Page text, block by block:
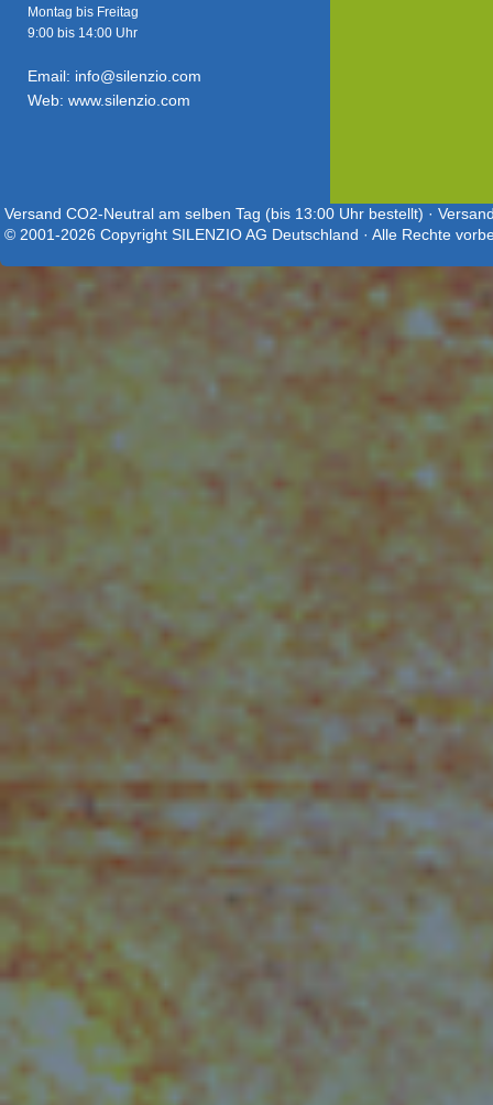
Montag bis Freitag
9:00 bis 14:00 Uhr
Email: info@silenzio.com
Web: www.silenzio.com
Versand CO2-Neutral am selben Tag (bis 13:00 Uhr bestellt) ·
© 2001-2026 Copyright SILENZIO AG Deutschland · Alle Rechte